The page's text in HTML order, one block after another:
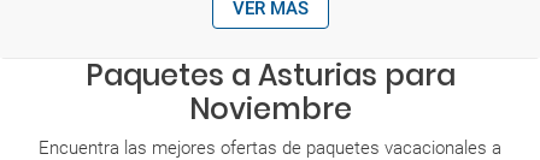
VER MÁS
Paquetes a Asturias para
Noviembre
Encuentra las mejores ofertas de paquetes vacacionales a